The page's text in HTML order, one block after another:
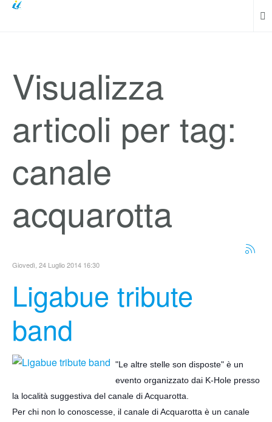
Visualizza
articoli per tag:
canale
acquarotta
Giovedì, 24 Luglio 2014 16:30
Ligabue tribute
band
"Le altre stelle son disposte" è un
evento organizzato dai K-Hole presso
la località suggestiva del canale di Acquarotta.
Per chi non lo conoscesse, il canale di Acquarotta è un canale